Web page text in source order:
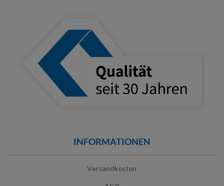
INFORMATIONEN
Versandkosten